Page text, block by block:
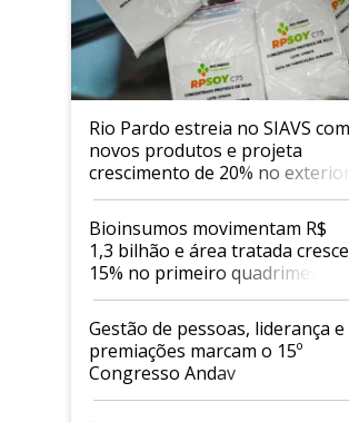
Rio Pardo estreia no SIAVS com
novos produtos e projeta
crescimento de 20% no exterior
Bioinsumos movimentam R$
1,3 bilhão e área tratada cresce
15% no primeiro quadrimestre
de 2026
Gestão de pessoas, liderança e
premiações marcam o 15º
Congresso Andav